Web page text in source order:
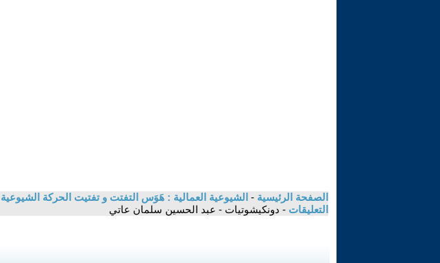
الصفحة الرئيسية - الشيوعية العمالية : هَوَس التفتت و تفتيت الحركة الشيوعية 5-20 ، نقد أطروحات منصور حكمت المعادية للماركسية / حسين علوان حسين
التعليقات - دونكيشوتيات - عبد الحسين سلمان عاتي